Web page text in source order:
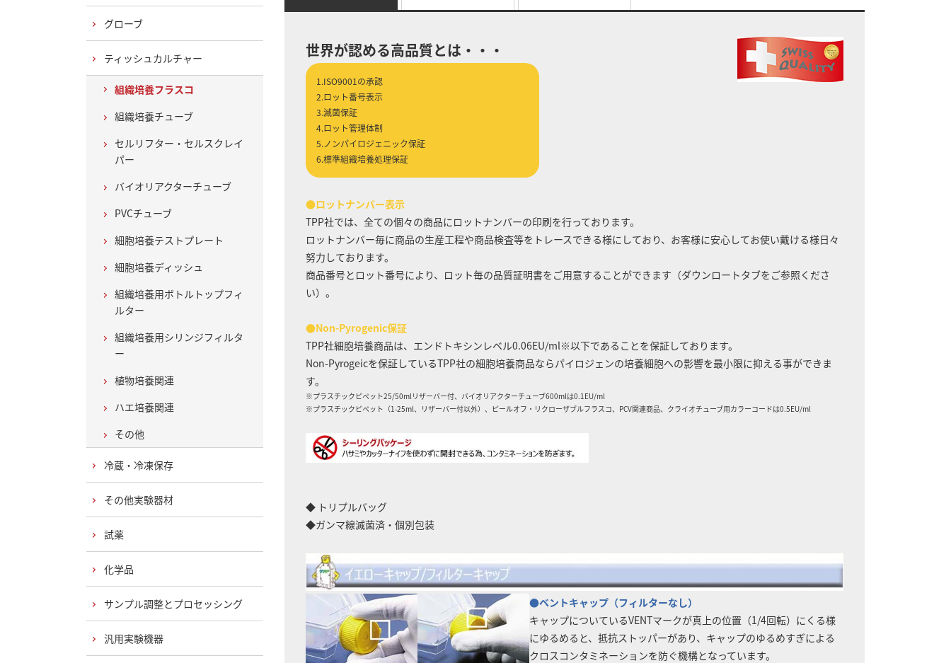
世界が認める高品質とは・・・
1.ISO9001の承認
2.ロット番号表示
3.滅菌保証
4.ロット管理体制
5.ノンパイロジェニック保証
6.標準組織培養処理保証
●ロットナンバー表示
TPP社では、全ての個々の商品にロットナンバーの印刷を行っております。
ロットナンバー毎に商品の生産工程や商品検査等をトレースできる様にしており、お客様に安心してお使い戴ける様日々
努力しております。
商品番号とロット番号により、ロット毎の品質証明書をご用意することができます（ダウンロートタブをご参照くださ
い）。
●Non-Pyrogenic保証
TPP社細胞培養商品は、エンドトキシンレベル0.06EU/ml※以下であることを保証しております。
Non-Pyrogeicを保証しているTPP社の細胞培養商品ならパイロジェンの培養細胞への影響を最小限に抑える事ができま
す。
※プラスチックピペット25/50mlリザーバー付、バイオリアクターチューブ600mlは0.1EU/ml
※プラスチックピペット（1-25ml、リザーバー付以外）、ピールオフ・リクローザブルフラスコ、PCV関連商品、クライオチューブ用カラーコードは0.5EU/ml
◆ トリプルバッグ
◆ガンマ線滅菌済・個別包装
●ベントキャップ（フィルターなし）
キャップについているVENTマークが真上の位置（1/4回転）にくる様
にゆるめると、抵抗ストッパーがあり、キャップのゆるめすぎによる
クロスコンタミネーションを防ぐ機構となっています。
グローブ
ティッシュカルチャー
組織培養フラスコ
組織培養チューブ
セルリフター・セルスクレイ
パー
バイオリアクターチューブ
PVCチューブ
細胞培養テストプレート
細胞培養ディッシュ
組織培養用ボトルトップフィ
ルター
組織培養用シリンジフィルタ
ー
植物培養関連
ハエ培養関連
その他
冷蔵・冷凍保存
その他実験器材
試薬
化学品
サンプル調整とプロセッシング
汎用実験機器